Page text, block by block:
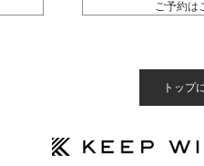
ご予約は
トップ